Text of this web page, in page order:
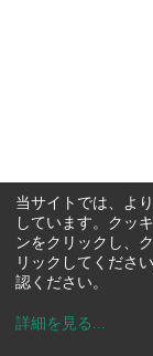
当サイトでは、よ
しています。クッ
ンをクリックし、
リックしてくださ
認ください。
詳細を見る ...